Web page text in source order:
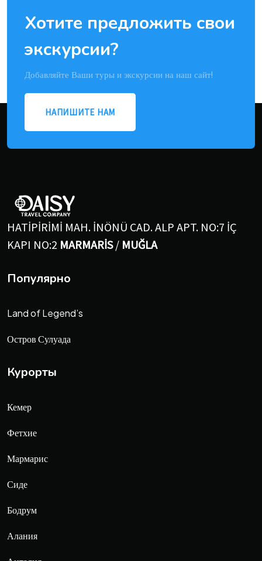
Хотите предложить свои
экскурсии?
Добавляйте Ваши туры и экскурсии на наш сайт!
НАПИШИТЕ НАМ
HATİPİRİMİ MAH. İNÖNÜ CAD. ALP APT. NO:7 İÇ
KAPI NO:2 MARMARİS/ MUĞLA
Популярно
Land of Legend’s
Остров Сулуада
Курорты
Кемер
Фетхие
Мармарис
Сиде
Бодрум
Алания